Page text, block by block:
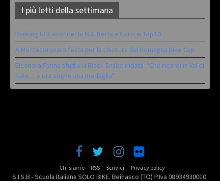
I più letti della settimana
Ranking UCI: Avondetto N.2. Berta e Corvi in Top10
A Montecoronaro festa per la chiusura del Romagna Bike Cup
Eleonora Farina studia la Black Snake iridata: “Che ricordi in Val di
Sole… e ora sogno una medaglia”
Chi siamo RSS Scrivici Privacy policy
S.I.S.B - Scuola Italiana SOLO BIKE. Beinasco (TO) P.Iva 08934930010.